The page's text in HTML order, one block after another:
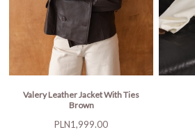
Valery Leather Jacket With Ties
Brown
Price
PLN1,999.00